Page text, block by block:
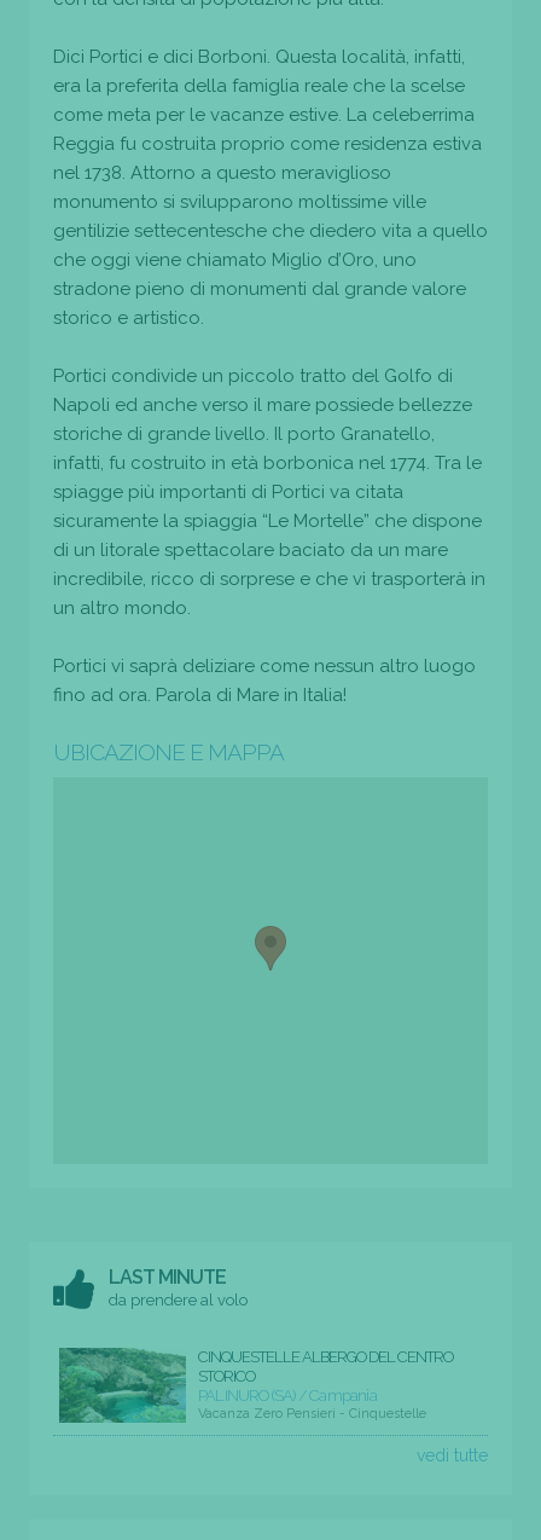
Dici Portici e dici Borboni. Questa località, infatti,
era la preferita della famiglia reale che la scelse
come meta per le vacanze estive. La celeberrima
Reggia fu costruita proprio come residenza estiva
nel 1738. Attorno a questo meraviglioso
monumento si svilupparono moltissime ville
gentilizie settecentesche che diedero vita a quello
che oggi viene chiamato Miglio d’Oro, uno
stradone pieno di monumenti dal grande valore
storico e artistico.
Portici condivide un piccolo tratto del Golfo di
Napoli ed anche verso il mare possiede bellezze
storiche di grande livello. Il porto Granatello,
infatti, fu costruito in età borbonica nel 1774. Tra le
spiagge più importanti di Portici va citata
sicuramente la spiaggia “Le Mortelle” che dispone
di un litorale spettacolare baciato da un mare
incredibile, ricco di sorprese e che vi trasporterà in
un altro mondo.
Portici vi saprà deliziare come nessun altro luogo
fino ad ora. Parola di Mare in Italia!
UBICAZIONE E MAPPA
LAST MINUTE
da prendere al volo
CINQUESTELLE ALBERGO DEL CENTRO
STORICO
PALINURO (SA) / Campania
Vacanza Zero Pensieri - Cinquestelle
vedi tutte